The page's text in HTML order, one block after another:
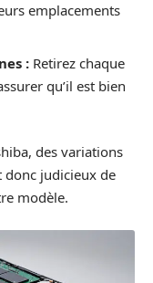
emplacements
: Retirez chaque
qu’il est bien
des variations
donc judicieux de
modèle.